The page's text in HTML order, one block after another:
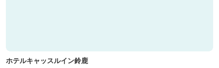
ホテルキャッスルイン鈴鹿